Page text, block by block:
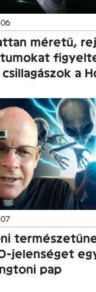
méretű,
csillagászok a
jelenséget
pap